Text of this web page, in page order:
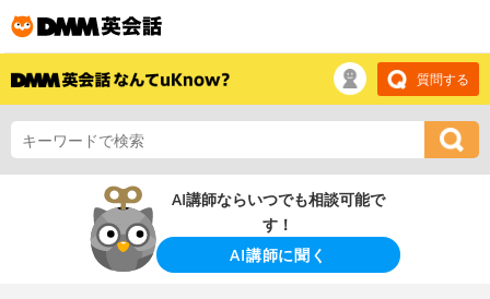
質問する
AI講師ならいつでも相談可能で
す！
AI講師に聞く